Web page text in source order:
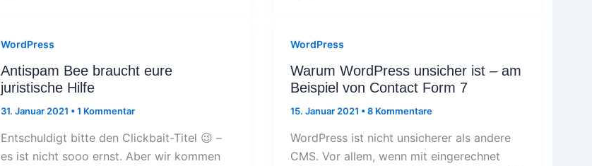
WordPress
Antispam Bee braucht eure
juristische Hilfe
31. Januar 2021 •1 Kommentar
Entschuldigt bitte den Clickbait-Titel 😉 –
es ist nicht sooo ernst. Aber wir kommen
WordPress
Warum WordPress unsicher ist – am
Beispiel von Contact Form 7
15. Januar 2021 •8 Kommentare
WordPress ist nicht unsicherer als andere
CMS. Vor allem, wenn mit eingerechnet